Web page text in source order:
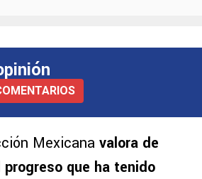
Mexicana valora de
progreso que ha tenido